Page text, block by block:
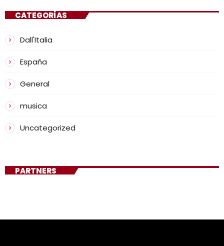
CATEGORÍAS
Dall'Italia
España
General
musica
Uncategorized
PARTNERS